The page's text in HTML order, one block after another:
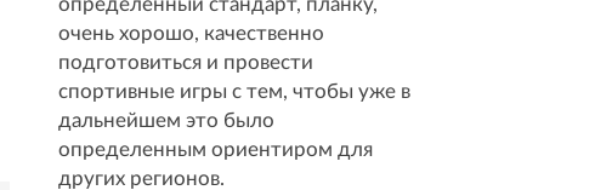
определенный стандарт, планку,
очень хорошо, качественно
подготовиться и провести
спортивные игры с тем, чтобы уже в
дальнейшем это было
определенным ориентиром для
других регионов.